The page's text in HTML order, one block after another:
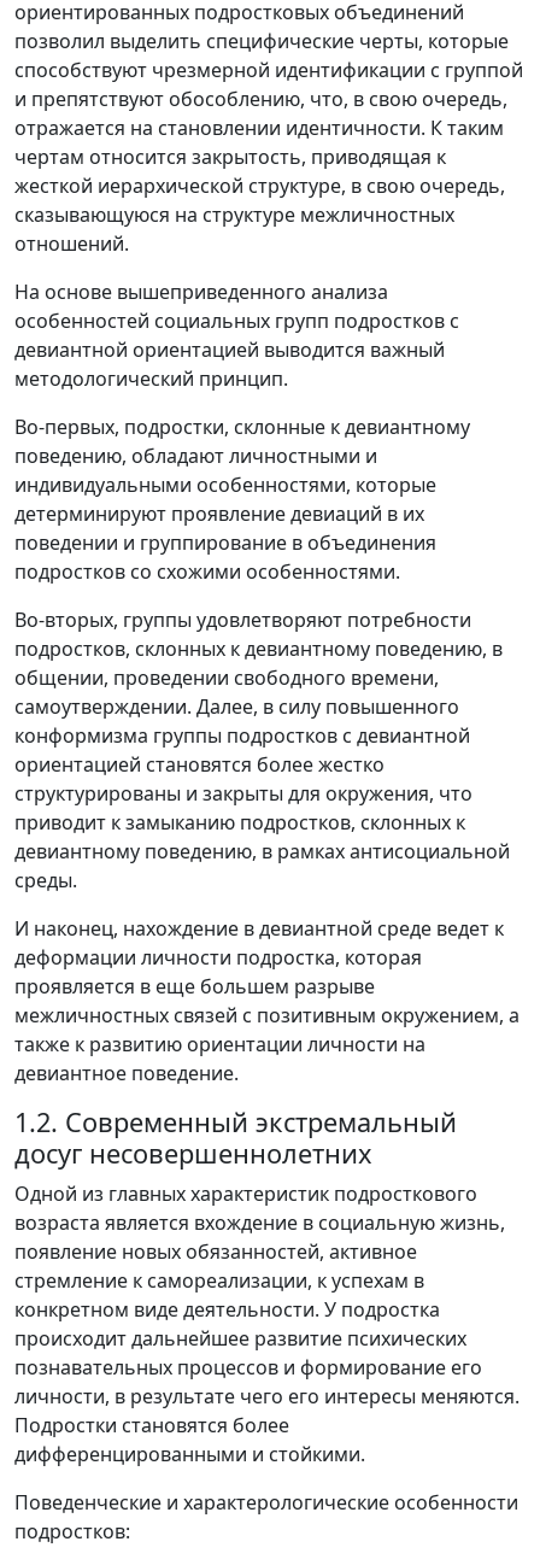
ориентированных подростковых объединений
позволил выделить специфические черты, которые
способствуют чрезмерной идентификации с группой
и препятствуют обособлению, что, в свою очередь,
отражается на становлении идентичности. К таким
чертам относится закрытость, приводящая к
жесткой иерархической структуре, в свою очередь,
сказывающуюся на структуре межличностных
отношений.
На основе вышеприведенного анализа
особенностей социальных групп подростков с
девиантной ориентацией выводится важный
методологический принцип.
Во-первых, подростки, склонные к девиантному
поведению, обладают личностными и
индивидуальными особенностями, которые
детерминируют проявление девиаций в их
поведении и группирование в объединения
подростков со схожими особенностями.
Во-вторых, группы удовлетворяют потребности
подростков, склонных к девиантному поведению, в
общении, проведении свободного времени,
самоутверждении. Далее, в силу повышенного
конформизма группы подростков с девиантной
ориентацией становятся более жестко
структурированы и закрыты для окружения, что
приводит к замыканию подростков, склонных к
девиантному поведению, в рамках антисоциальной
среды.
И наконец, нахождение в девиантной среде ведет к
деформации личности подростка, которая
проявляется в еще большем разрыве
межличностных связей с позитивным окружением, а
также к развитию ориентации личности на
девиантное поведение.
1.2. Современный экстремальный
досуг несовершеннолетних
Одной из главных характеристик подросткового
возраста является вхождение в социальную жизнь,
появление новых обязанностей, активное
стремление к самореализации, к успехам в
конкретном виде деятельности. У подростка
происходит дальнейшее развитие психических
познавательных процессов и формирование его
личности, в результате чего его интересы меняются.
Подростки становятся более
дифференцированными и стойкими.
Поведенческие и характерологические особенности
подростков: